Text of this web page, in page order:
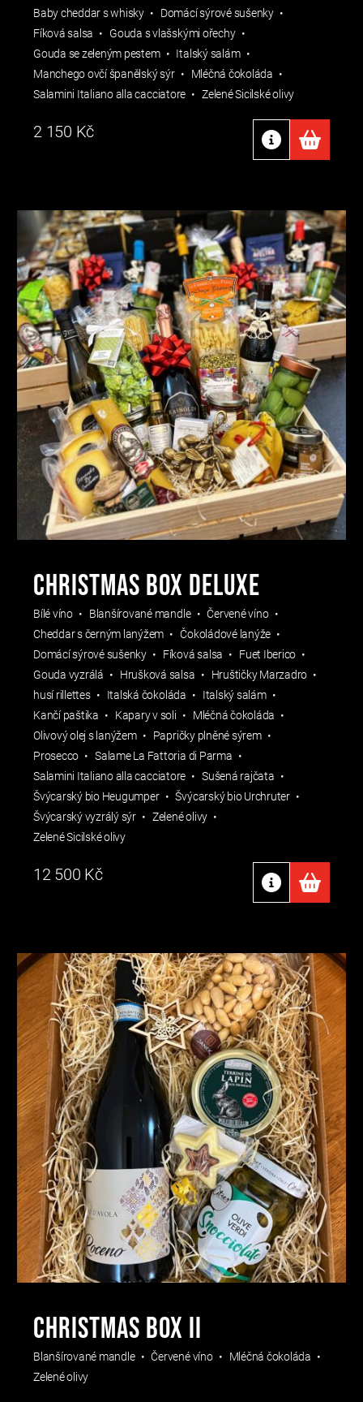
Baby cheddar s whisky
Domácí sýrové sušenky
Fíková salsa
Gouda s vlašskými ořechy
Gouda se zeleným pestem
Italský salám
Manchego ovčí španělský sýr
Mléčná čokoláda
Salamini Italiano alla cacciatore
Zelené Sicilské olivy
2 150 Kč
CHRISTMAS BOX DELUXE
Bílé víno Blanšírované mandle
Červené víno
Cheddar s černým lanýžem
Čokoládové lanýže
Domácí sýrové sušenky
Fíková salsa
Fuet Iberico
Gouda vyzrálá
Hrušková salsa
Hruštičky Marzadro
husí rillettes
Italská čokoláda
Italský salám
Kančí paštika
Kapary v soli
Mléčná čokoláda
Olivový olej s lanýžem
Papričky plněné sýrem
Prosecco
Salame La Fattoria di Parma
Salamini Italiano alla cacciatore
Sušená rajčata
Švýcarský bio Heugumper
Švýcarský bio Urchruter
Švýcarský vyzrálý sýr
Zelené olivy
Zelené Sicilské olivy
12 500 Kč
CHRISTMAS BOX II
Blanšírované mandle Červené víno
Mléčná čokoláda
Zelené olivy